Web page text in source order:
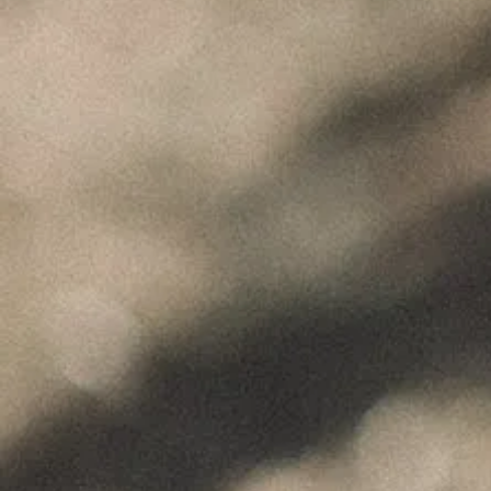
"Wine is not made for winemakers and
their friends alone, but I wish I will always
have plenty of them to share it with."
+351 912 844 136
Celeirós do Douro - Sabrosa
info@paulocoutinho.wine